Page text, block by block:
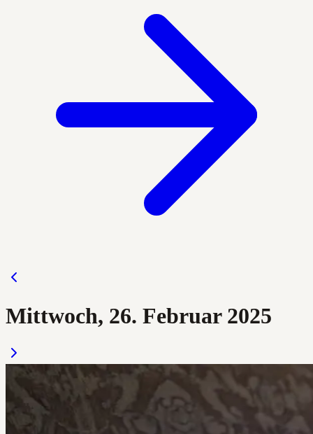
Mittwoch, 26. Februar 2025